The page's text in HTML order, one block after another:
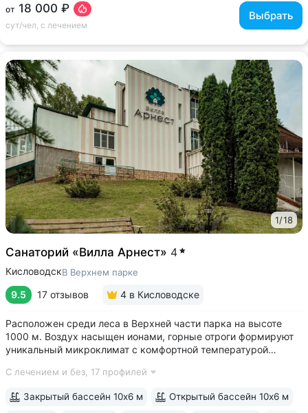
от 18 000 ₽
сут/чел, с лечением
Выбрать
1/18
Санаторий «Вилла Арнест» 4
КисловодскВ Верхнем парке
9.5 17 отзывов 4 в Кисловодске
Расположен среди леса в Верхней части парка на высоте
1000 м. Воздух насыщен ионами, горные отроги формируют
уникальный микроклимат с комфортной температурой
№ 2Б Кисловодского парка • Один из лучших вариантов для
С лечением и без, 17 профилей
Закрытый бассейн 10х6 м Открытый бассейн 10х6 м